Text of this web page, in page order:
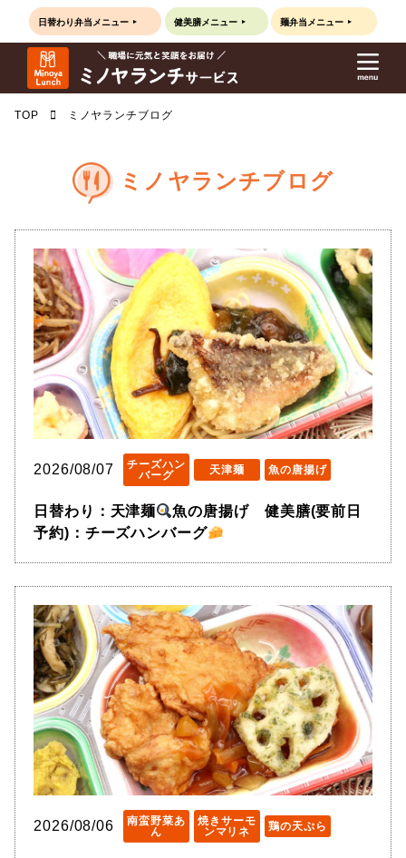
日替わり弁当 メニュー 健美膳メニュー 麺弁当 メニュー
TOP ミノヤランチブログ
ミノヤランチブログ
2026/08/07
チーズハン
バーグ
天津麺 魚の唐揚げ
日替わり：天津麺
魚の唐揚げ 健美膳(要前日
予約)：チーズハンバーグ
2026/08/06
南蛮野菜あ
ん
焼きサーモ
ンマリネ
鶏の天ぷら